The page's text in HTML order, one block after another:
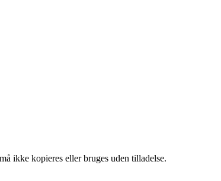
ikke kopieres eller bruges uden tilladelse.